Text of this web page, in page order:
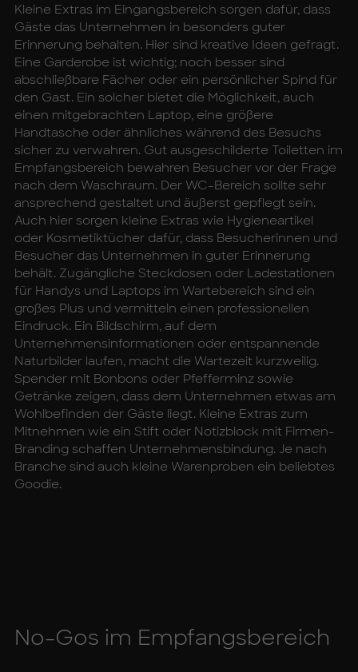
Kleine Extras im Eingangsbereich sorgen dafür, dass
Gäste das Unternehmen in besonders guter
Erinnerung behalten. Hier sind kreative Ideen gefragt.
Eine Garderobe ist wichtig; noch besser sind
abschließbare Fächer oder ein persönlicher Spind für
den Gast. Ein solcher bietet die Möglichkeit, auch
einen mitgebrachten Laptop, eine größere
Handtasche oder ähnliches während des Besuchs
sicher zu verwahren. Gut ausgeschilderte Toiletten im
Empfangsbereich bewahren Besucher vor der Frage
nach dem Waschraum. Der WC-Bereich sollte sehr
ansprechend gestaltet und äußerst gepflegt sein.
Auch hier sorgen kleine Extras wie Hygieneartikel
oder Kosmetiktücher dafür, dass Besucherinnen und
Besucher das Unternehmen in guter Erinnerung
behält. Zugängliche Steckdosen oder Ladestationen
für Handys und Laptops im Wartebereich sind ein
großes Plus und vermitteln einen professionellen
Eindruck. Ein Bildschirm, auf dem
Unternehmensinformationen oder entspannende
Naturbilder laufen, macht die Wartezeit kurzweilig.
Spender mit Bonbons oder Pfefferminz sowie
Getränke zeigen, dass dem Unternehmen etwas am
Wohlbefinden der Gäste liegt. Kleine Extras zum
Mitnehmen wie ein Stift oder Notizblock mit Firmen-
Branding schaffen Unternehmensbindung. Je nach
Branche sind auch kleine Warenproben ein beliebtes
Goodie.
No-Gos im Emp­fangs­be­reich